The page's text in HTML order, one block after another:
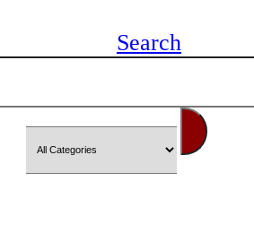
Search